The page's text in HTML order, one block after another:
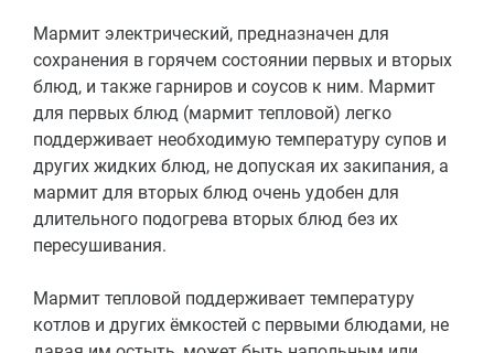
Мармит электрический, предназначен для
сохранения в горячем состоянии первых и вторых
блюд, и также гарниров и соусов к ним. Мармит
для первых блюд (мармит тепловой) легко
поддерживает необходимую температуру супов и
других жидких блюд, не допуская их закипания, а
мармит для вторых блюд очень удобен для
длительного подогрева вторых блюд без их
пересушивания.
Мармит тепловой поддерживает температуру
котлов и других ёмкостей с первыми блюдами, не